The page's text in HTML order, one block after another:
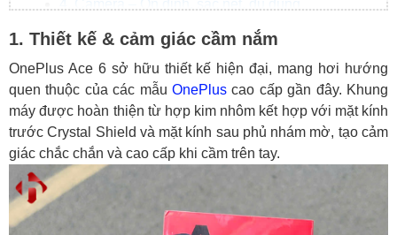
5. Pin & sạc nhanh – Thời lượng khủng, sạc siêu
tốc
6. So sánh nhanh với một số đối thủ cùng tầm giá
tại HungMobile
Kết luận & địa chỉ mua hàng tin cậy
1. Thiết kế & cảm giác cầm nắm
OnePlus Ace 6 sở hữu thiết kế hiện đại, mang hơi hướng
quen thuộc của các mẫu OnePlus cao cấp gần đây. Khung
máy được hoàn thiện từ hợp kim nhôm kết hợp với mặt kính
trước Crystal Shield và mặt kính sau phủ nhám mờ, tạo cảm
giác chắc chắn và cao cấp khi cầm trên tay.